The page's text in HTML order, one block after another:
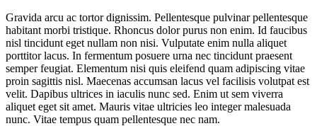
Gravida arcu ac tortor dignissim. Pellentesque pulvinar pellentesque
habitant morbi tristique. Rhoncus dolor purus non enim. Id faucibus
nisl tincidunt eget nullam non nisi. Vulputate enim nulla aliquet
porttitor lacus. In fermentum posuere urna nec tincidunt praesent
semper feugiat. Elementum nisi quis eleifend quam adipiscing vitae
proin sagittis nisl. Maecenas accumsan lacus vel facilisis volutpat est
velit. Dapibus ultrices in iaculis nunc sed. Enim ut sem viverra
aliquet eget sit amet. Mauris vitae ultricies leo integer malesuada
nunc. Vitae tempus quam pellentesque nec nam.